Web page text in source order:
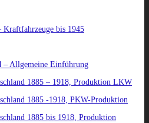
Kraftfahrzeuge bis 1945
– Allgemeine Einführung
1885 – 1918, Produktion LKW
1885 -1918, PKW-Produktion
1885 bis 1918, Produktion